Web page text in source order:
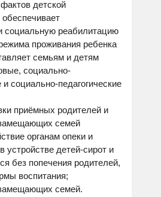
детской
социальную реабилитацию
проживания ребенка
семьям и детям
социально-
и социально-педагогические
приёмных родителей и
семей
органам опеки и
устройстве детей-сирот и
без попечения родителей,
воспитания;
семей.